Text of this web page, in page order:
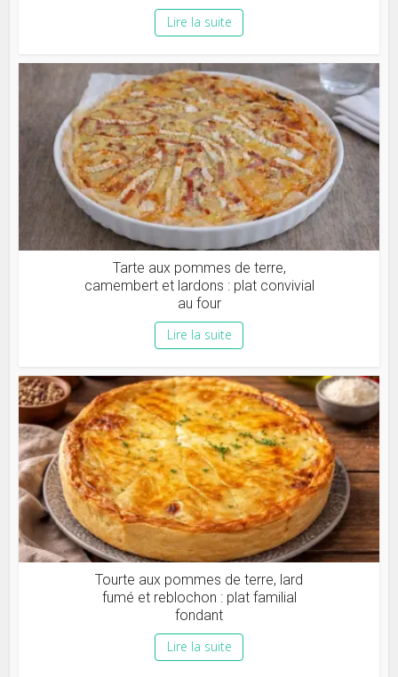
Lire la suite
Tarte aux pommes de terre,
camembert et lardons : plat convivial
au four
Lire la suite
Tourte aux pommes de terre, lard
fumé et reblochon : plat familial
fondant
Lire la suite